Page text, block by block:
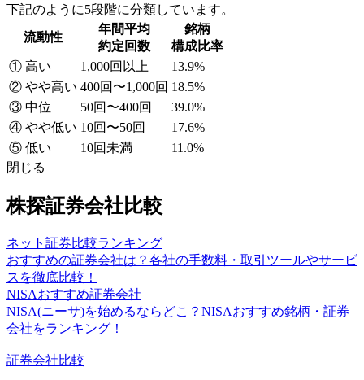
下記のように5段階に分類しています。
流動性
年間平均
約定回数
銘柄
構成比率
① 高い
1,000回以上
13.9%
② やや高い 400回〜1,000回 18.5%
③ 中位
50回〜400回
39.0%
④ やや低い 10回〜50回
17.6%
⑤ 低い
10回未満
11.0%
閉じる
株探証券会社比較
ネット証券比較ランキング
おすすめの証券会社は？各社の手数料・取引ツールやサービ
スを徹底比較！
NISAおすすめ証券会社
NISA(ニーサ)を始めるならどこ？NISAおすすめ銘柄・証券
会社をランキング！
証券会社比較